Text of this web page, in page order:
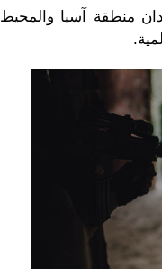
منطقة آسيا والمحيط